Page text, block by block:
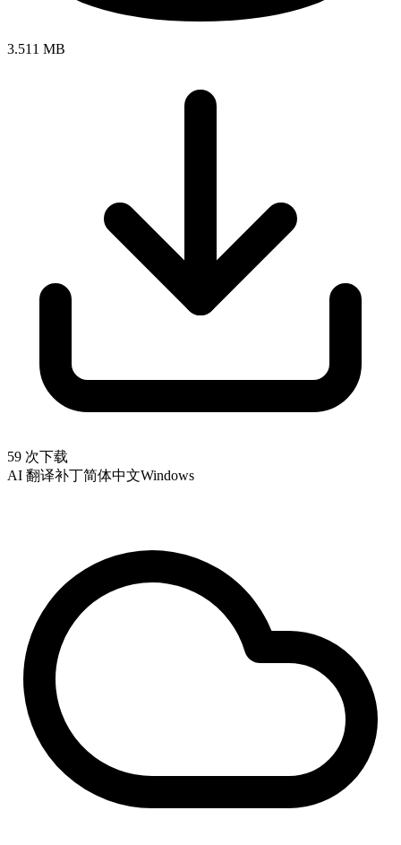
3.511 MB
59 次下载
AI 翻译补丁简体中文Windows